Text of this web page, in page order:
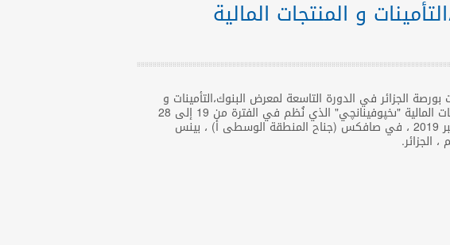
و المنتجات المالية
الجزائر في الدورة التاسعة لمعرض البنوك،التأمينات و
المنتجات المالية "ىخپوفينانچي" الذي نُظم في الفترة من 19 إلى 28
ديسمبر 2019 ، في صافكس (جناح المنطقة الوسطى أ) ، بينس
، الجزائر.